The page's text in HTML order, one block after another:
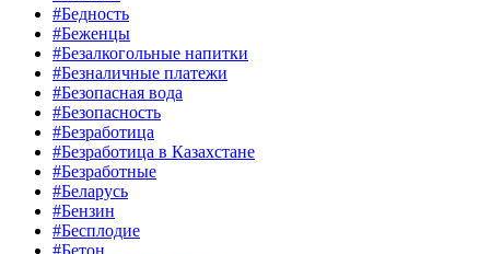
#Бедность
#Беженцы
#Безалкогольные напитки
#Безналичные платежи
#Безопасная вода
#Безопасность
#Безработица
#Безработица в Казахстане
#Безработные
#Беларусь
#Бензин
#Бесплодие